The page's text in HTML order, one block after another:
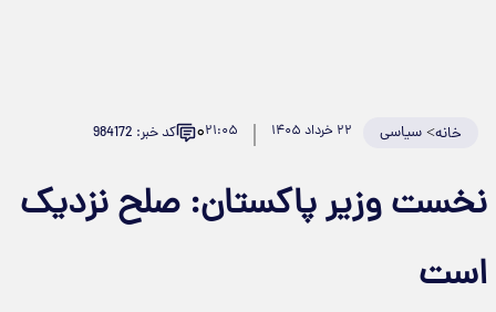
خانه>سیاسی ۲۲ خرداد ۱۴۰۵ ۲۱:۰۵۰ کد خبر: 984172
نخست وزیر پاکستان: صلح نزدیک
است